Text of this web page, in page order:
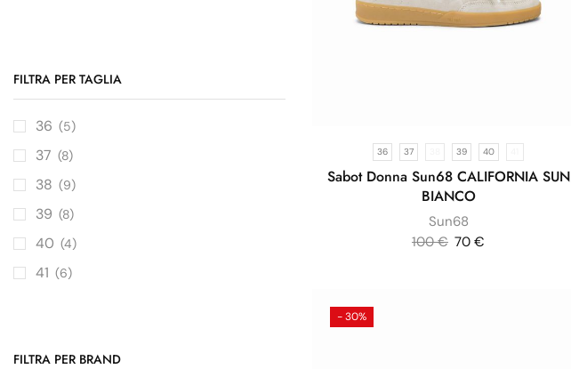
36 37 39 40
Sabot Donna Sun68 CALIFORNIA SUN
BIANCO
Sun68
100€ 70 €
- 30%
FILTRA PER TAGLIA
36 (5)
37 (8)
38 (9)
39 (8)
40 (4)
41 (6)
FILTRA PER BRAND